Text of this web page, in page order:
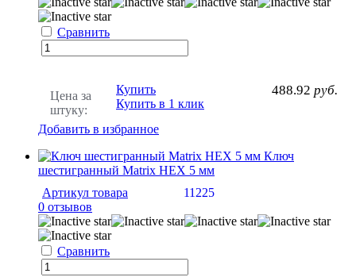
Сравнить
Цена за
штуку:
488.92 руб.
Купить
Купить в 1 клик
Добавить в избранное
Ключ
шестигранный Matrix HEX 5 мм
Артикул товара
11225
0 отзывов
Сравнить